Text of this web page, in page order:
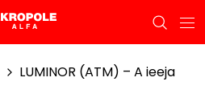
LUMINOR (ATM) – A ieeja